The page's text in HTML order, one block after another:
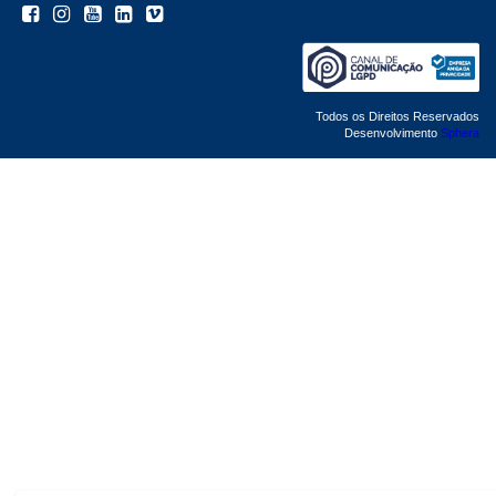
Todos os Direitos Reservados
Desenvolvimento Sphera